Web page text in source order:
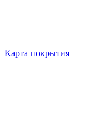
Карта покрытия